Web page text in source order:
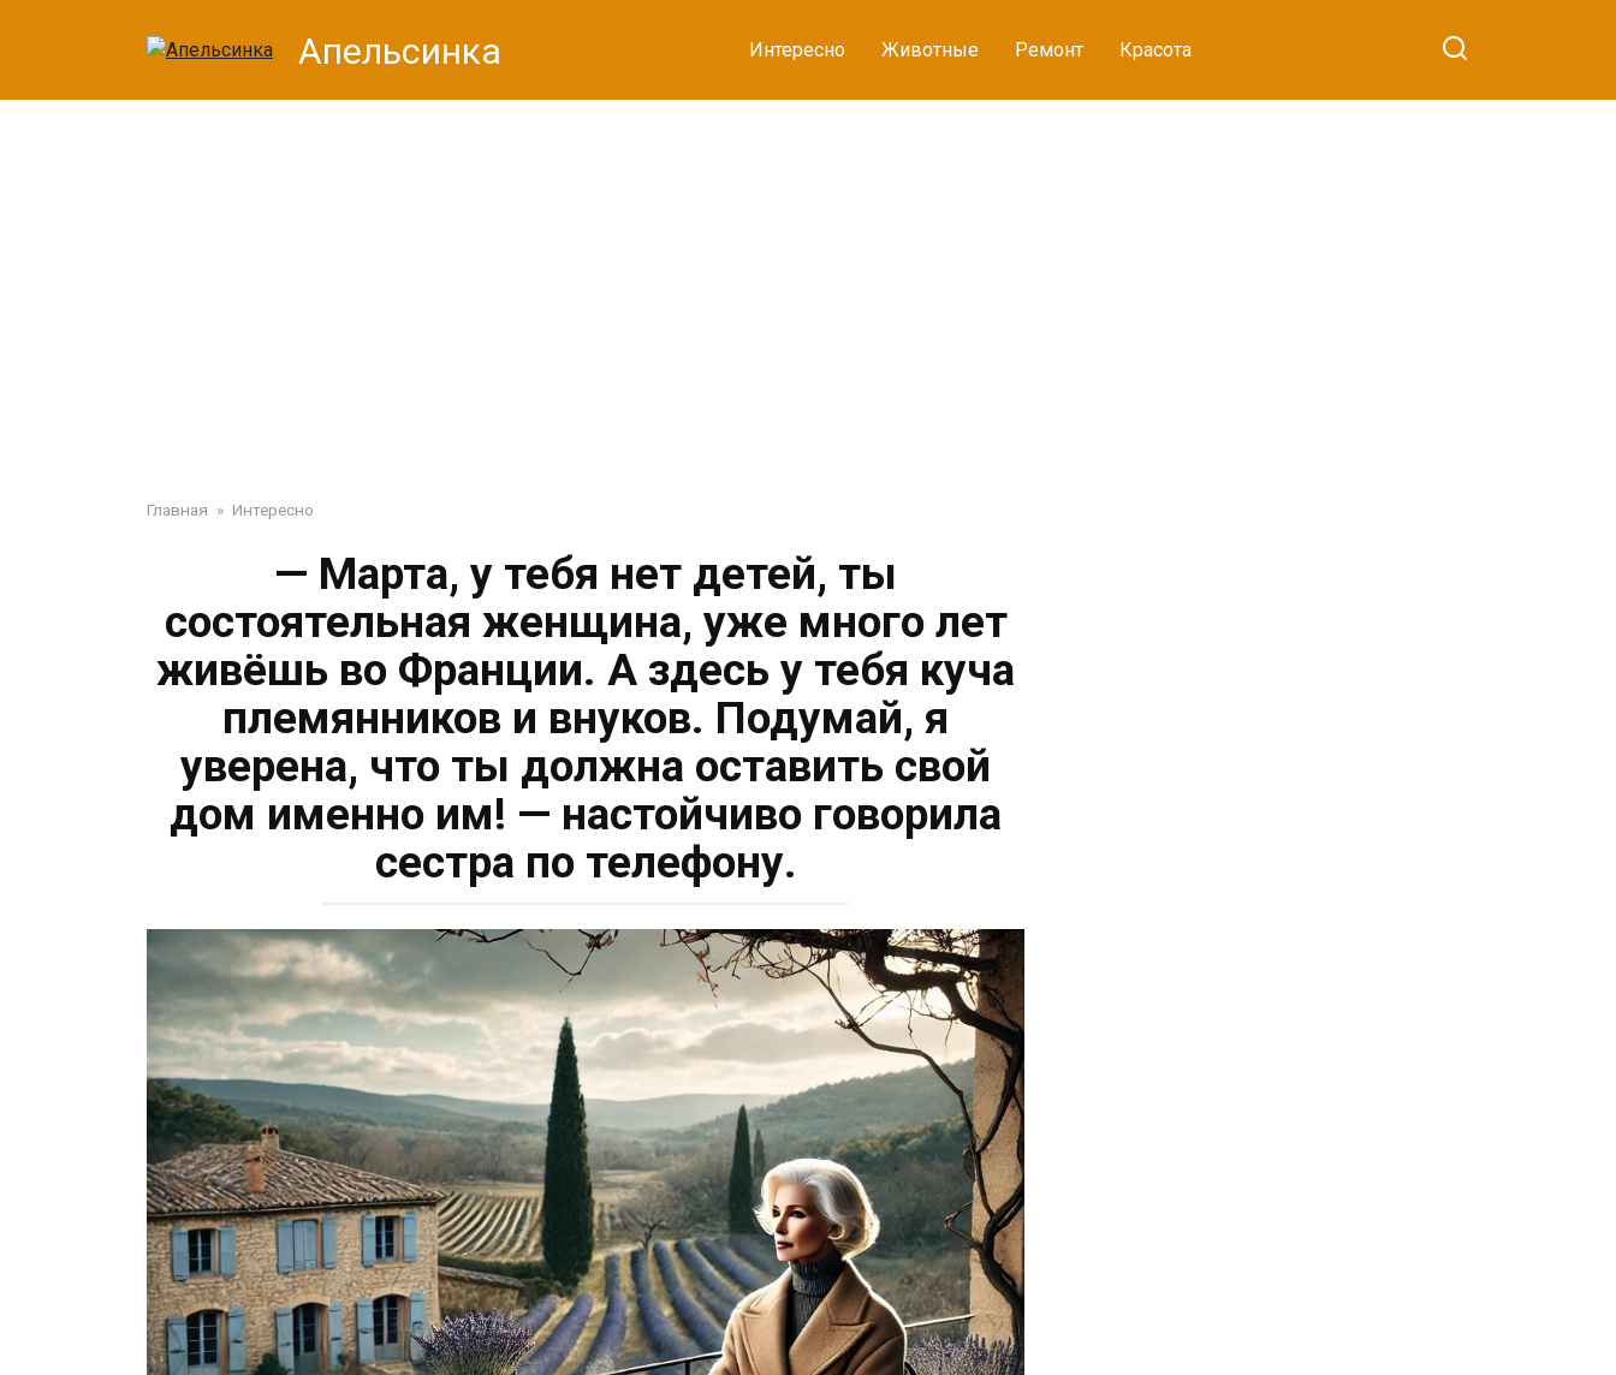
Апельсинка Интересно Животные Ремонт Красота
Главная » Интересно
— Марта, у тебя нет детей, ты
состоятельная женщина, уже много лет
живёшь во Франции. А здесь у тебя куча
племянников и внуков. Подумай, я
уверена, что ты должна оставить свой
дом именно им! — настойчиво говорила
сестра по телефону.